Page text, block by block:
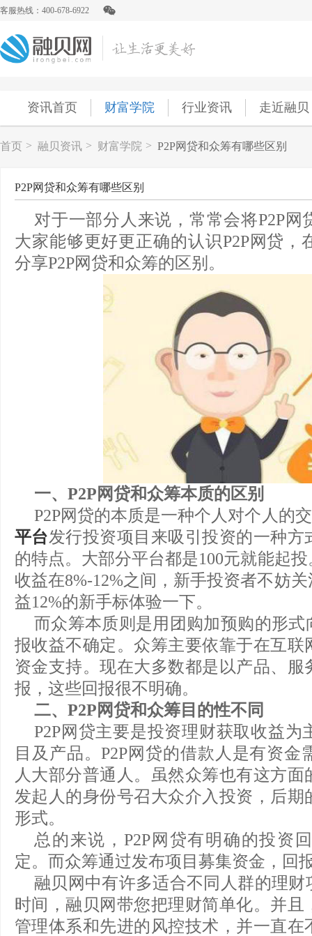
客服热线：400-678-6922
资讯首页 财富学院 行业资讯 走近融贝
首页 > 融贝资讯 > 财富学院 > P2P网贷和众筹有哪些区别
P2P网贷和众筹有哪些区别
对于一部分人来说，常常会将P2P
大家能够更好更正确的认识P2P网贷，
分享P2P网贷和众筹的区别。
一、P2P网贷和众筹本质的区别
P2P网贷的本质是一种个人对个人的
平台发行投资项目来吸引投资的一种
的特点。大部分平台都是100元就能起
收益在8%-12%之间，新手投资者不妨
益12%的新手标体验一下。
而众筹本质则是用团购加预购的形
报收益不确定。众筹主要依靠于在互联
资金支持。现在大多数都是以产品、
报，这些回报很不明确。
二、P2P网贷和众筹目的性不同
P2P网贷主要是投资理财获取收益
目及产品。P2P网贷的借款人是有资
人大部分普通人。虽然众筹也有这方
发起人的身份号召大众介入投资，后
形式。
总的来说，P2P网贷有明确的投资
定。而众筹通过发布项目募集资金，回
融贝网中有许多适合不同人群的理
时间，融贝网带您把理财简单化。并
管理体系和先进的风控技术，并一直